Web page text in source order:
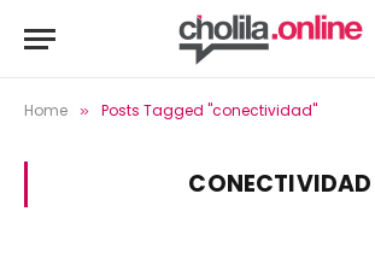
Home » Posts Tagged "conectividad"
CONECTIVIDAD